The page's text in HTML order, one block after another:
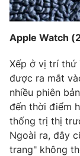
Apple Watch
Xếp ở vị trí thứ
được ra mắt
nhiều phiên
đến thời điểm
thống trị thị
Ngoài ra, đây
trang" không